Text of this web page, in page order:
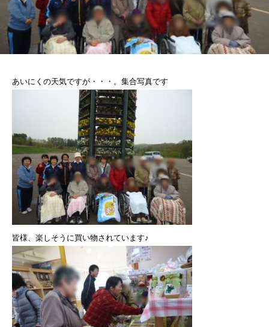
あいにくの天気ですが・・・。集合写真です
皆様、楽しそうに買い物されています♪